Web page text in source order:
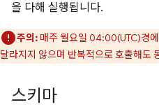
을 다해 실행됩니다.
주의: 매주 월요일 04:00(UTC)경
달라지지 않으며 반복적으로 호출해도
스키마